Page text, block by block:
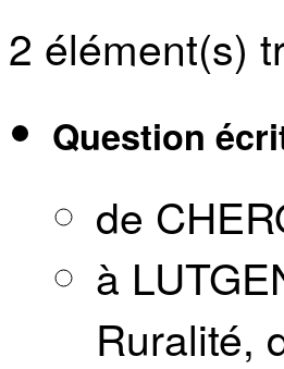
2 élément(s)
Question
de
à
Ruralité,